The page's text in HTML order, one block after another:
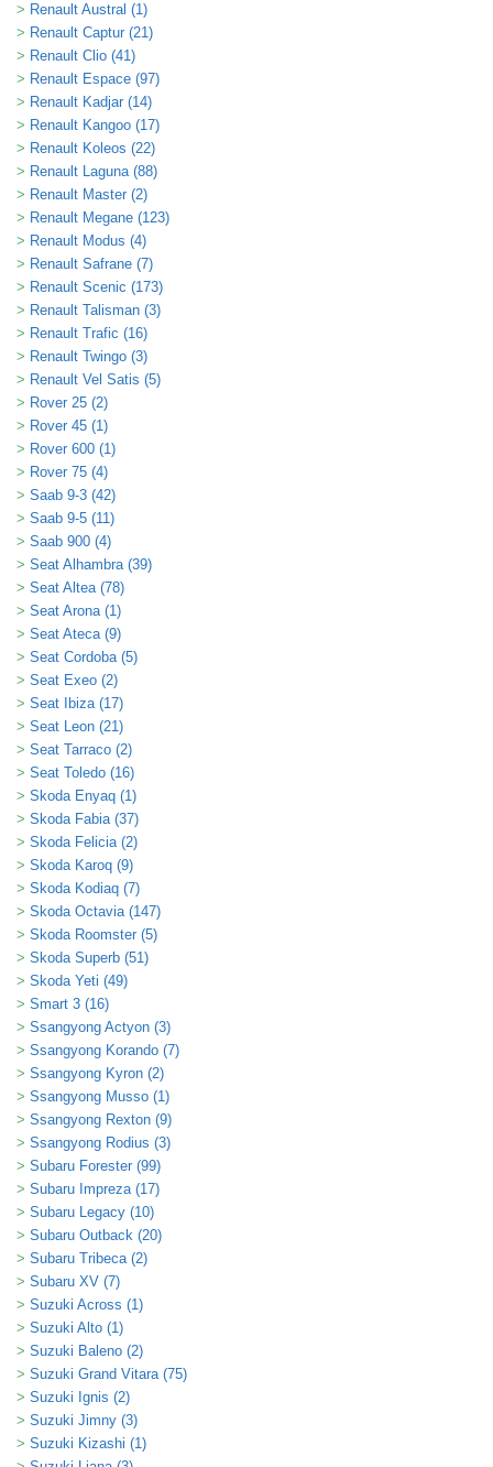
Renault Austral (1)
Renault Captur (21)
Renault Clio (41)
Renault Espace (97)
Renault Kadjar (14)
Renault Kangoo (17)
Renault Koleos (22)
Renault Laguna (88)
Renault Master (2)
Renault Megane (123)
Renault Modus (4)
Renault Safrane (7)
Renault Scenic (173)
Renault Talisman (3)
Renault Trafic (16)
Renault Twingo (3)
Renault Vel Satis (5)
Rover 25 (2)
Rover 45 (1)
Rover 600 (1)
Rover 75 (4)
Saab 9-3 (42)
Saab 9-5 (11)
Saab 900 (4)
Seat Alhambra (39)
Seat Altea (78)
Seat Arona (1)
Seat Ateca (9)
Seat Cordoba (5)
Seat Exeo (2)
Seat Ibiza (17)
Seat Leon (21)
Seat Tarraco (2)
Seat Toledo (16)
Skoda Enyaq (1)
Skoda Fabia (37)
Skoda Felicia (2)
Skoda Karoq (9)
Skoda Kodiaq (7)
Skoda Octavia (147)
Skoda Roomster (5)
Skoda Superb (51)
Skoda Yeti (49)
Smart 3 (16)
Ssangyong Actyon (3)
Ssangyong Korando (7)
Ssangyong Kyron (2)
Ssangyong Musso (1)
Ssangyong Rexton (9)
Ssangyong Rodius (3)
Subaru Forester (99)
Subaru Impreza (17)
Subaru Legacy (10)
Subaru Outback (20)
Subaru Tribeca (2)
Subaru XV (7)
Suzuki Across (1)
Suzuki Alto (1)
Suzuki Baleno (2)
Suzuki Grand Vitara (75)
Suzuki Ignis (2)
Suzuki Jimny (3)
Suzuki Kizashi (1)